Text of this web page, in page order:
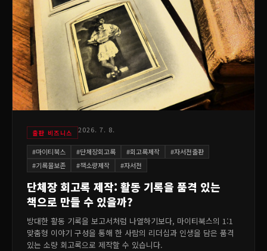
출판 비즈니스 2026. 7. 8.
#마이티북스 #단체장회고록 #회고록제작 #자서전출판
#기록물보존 #책소량제작 #자서전
단체장 회고록 제작: 활동 기록을 품격 있는
책으로 만들 수 있을까?
방대한 활동 기록을 보고서처럼 나열하기보다, 마이티북스의 1:1
맞춤형 이야기 구성을 통해 한 사람의 리더십과 인생을 담은 품격
있는 소량 회고록으로 제작할 수 있습니다.